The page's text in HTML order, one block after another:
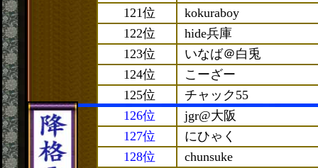
121位
kokuraboy
122位
hide兵庫
123位
いなば＠白兎
124位
こーざー
125位
チャック55
126位
jgr@大阪
127位
にひゃく
128位
chunsuke